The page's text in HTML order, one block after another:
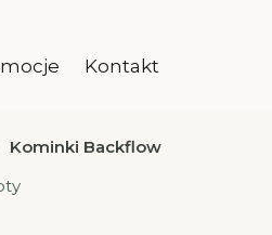
Kontakt
Kominki Backflow